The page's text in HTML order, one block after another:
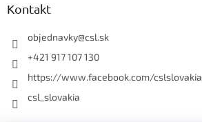
Kontakt
objednavky@csl.sk
+421 917 107 130
https://www.facebook.com/cslslovakia
csl_slovakia